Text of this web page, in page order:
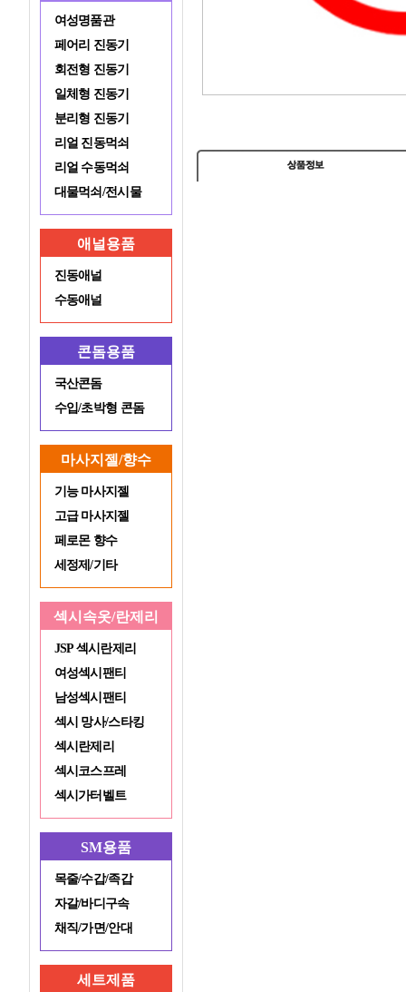
여성명품관
페어리 진동기
회전형 진동기
일체형 진동기
분리형 진동기
리얼 진동먹쇠
리얼 수동먹쇠
대물먹쇠/전시물
애널용품
진동애널
수동애널
콘돔용품
국산콘돔
수입/초박형 콘돔
마사지젤/향수
기능 마사지젤
고급 마사지젤
페로몬 향수
세정제/기타
섹시속옷/란제리
JSP 섹시란제리
여성섹시팬티
남성섹시팬티
섹시 망사/스타킹
섹시란제리
섹시코스프레
섹시가터벨트
SM용품
목줄/수갑/족갑
자갈/바디구속
채직/가면/안대
세트제품